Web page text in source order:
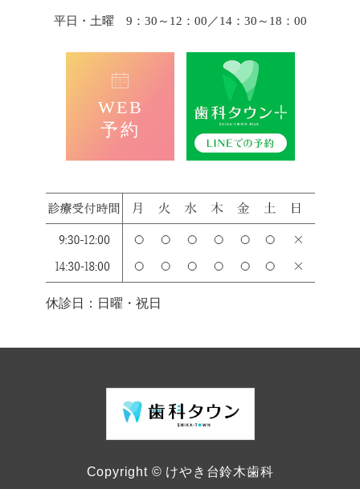
平日・土曜 9：30～12：00／14：30～18：00
WEB
予約
休診日：日曜・祝日
Copyright © けやき台鈴木歯科